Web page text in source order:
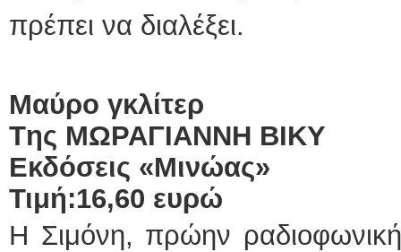
πρέπει να διαλέξει.
Μαύρο γκλίτερ
Tης ΜΩΡΑΓΙΑΝΝΗ ΒΙΚΥ
Εκδόσεις «Μινώας»
Τιμή:16,60 ευρώ
Η Σιμόνη, πρώην